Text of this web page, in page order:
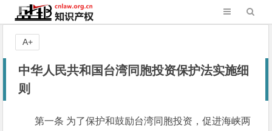
中华人民共和国台湾同胞投资保护法实施细
则
第一条 为了保护和鼓励台湾同胞投资，促进海峡两
A+